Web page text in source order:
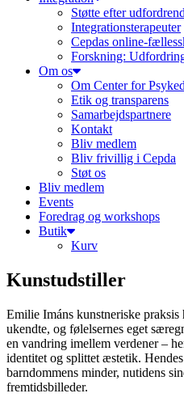
Støtte efter
Integrationsterapeuter
Cepdas online-
Forskning:
Om os
Om Center for
Etik og transparens
Samarbejdspartnere
Kontakt
Bliv medlem
Bliv frivillig i Cepda
Støt os
Bliv medlem
Events
Foredrag og workshops
Butik
Kurv
Kunstudstiller
Emilie Imáns kunstneriske
ukendte, og følelsernes eget
en vandring imellem verdener –
identitet og splittet æstetik.
barndommens minder, nutidens
fremtidsbilleder.